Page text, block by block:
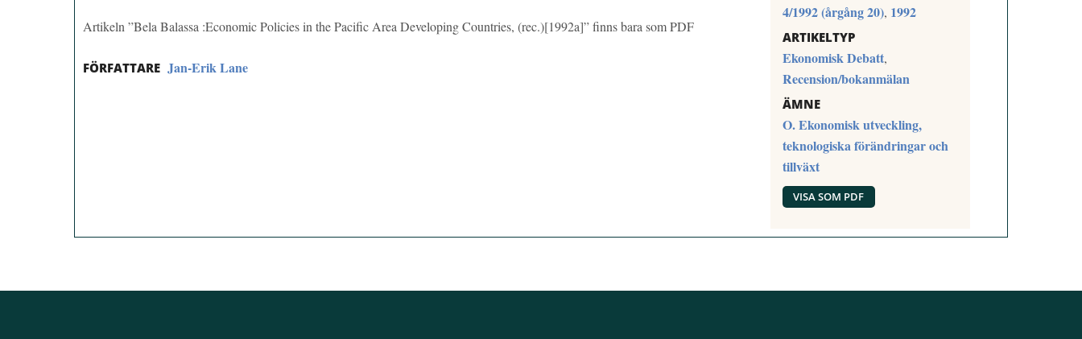
Artikeln ”Bela Balassa :Economic Policies in the Pacific Area Developing Countries, (rec.)[1992a]” finns bara som PDF
FÖRFATTARE Jan-Erik Lane
4/1992 (årgång 20), 1992
ARTIKELTYP
Ekonomisk Debatt,
Recension/bokanmälan
ÄMNE
O. Ekonomisk utveckling,
teknologiska förändringar och
tillväxt
VISA SOM PDF